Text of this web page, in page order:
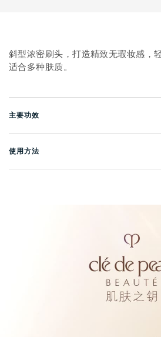
斜型浓密刷头，打造精致无瑕妆感，
适合多种肤质。
主要功效
使用方法